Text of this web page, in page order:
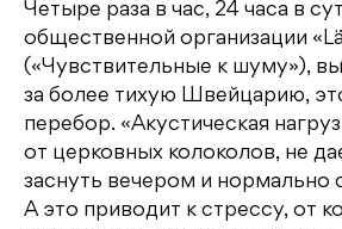
Четыре раза в час, 24 часа в
общественной организации
(«Чувствительные к шуму»),
за более тихую Швейцарию,
перебор. «Акустическая
от церковных колоколов, не
заснуть вечером и нормально
А это приводит к стрессу, от